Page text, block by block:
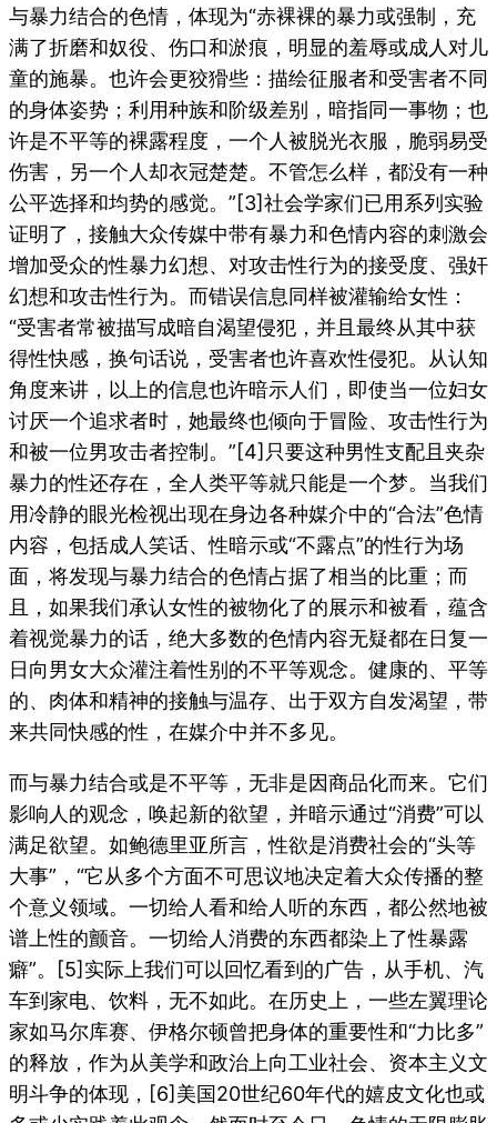
与暴力结合的色情，体现为“赤裸裸的暴力或强制，充
满了折磨和奴役、伤口和淤痕，明显的羞辱或成人对儿
童的施暴。也许会更狡猾些：描绘征服者和受害者不同
的身体姿势；利用种族和阶级差别，暗指同一事物；也
许是不平等的裸露程度，一个人被脱光衣服，脆弱易受
伤害，另一个人却衣冠楚楚。不管怎么样，都没有一种
公平选择和均势的感觉。”[3]社会学家们已用系列实验
证明了，接触大众传媒中带有暴力和色情内容的刺激会
增加受众的性暴力幻想、对攻击性行为的接受度、强奸
幻想和攻击性行为。而错误信息同样被灌输给女性：
“受害者常被描写成暗自渴望侵犯，并且最终从其中获
得性快感，换句话说，受害者也许喜欢性侵犯。从认知
角度来讲，以上的信息也许暗示人们，即使当一位妇女
讨厌一个追求者时，她最终也倾向于冒险、攻击性行为
和被一位男攻击者控制。”[4]只要这种男性支配且夹杂
暴力的性还存在，全人类平等就只能是一个梦。当我们
用冷静的眼光检视出现在身边各种媒介中的“合法”色情
内容，包括成人笑话、性暗示或“不露点”的性行为场
面，将发现与暴力结合的色情占据了相当的比重；而
且，如果我们承认女性的被物化了的展示和被看，蕴含
着视觉暴力的话，绝大多数的色情内容无疑都在日复一
日向男女大众灌注着性别的不平等观念。健康的、平等
的、肉体和精神的接触与温存、出于双方自发渴望，带
来共同快感的性，在媒介中并不多见。
而与暴力结合或是不平等，无非是因商品化而来。它们
影响人的观念，唤起新的欲望，并暗示通过“消费”可以
满足欲望。如鲍德里亚所言，性欲是消费社会的“头等
大事”，“它从多个方面不可思议地决定着大众传播的整
个意义领域。一切给人看和给人听的东西，都公然地被
谱上性的颤音。一切给人消费的东西都染上了性暴露
癖”。 [5]实际上我们可以回忆看到的广告，从手机、汽
车到家电、饮料，无不如此。在历史上，一些左翼理论
家如马尔库赛、伊格尔顿曾把身体的重要性和“力比多”
的释放，作为从美学和政治上向工业社会、资本主义文
明斗争的体现， [6]美国20世纪60年代的嬉皮文化也或